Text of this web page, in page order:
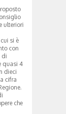
ulteriori
si è
con
di
quasi 4
dieci
cifra
che